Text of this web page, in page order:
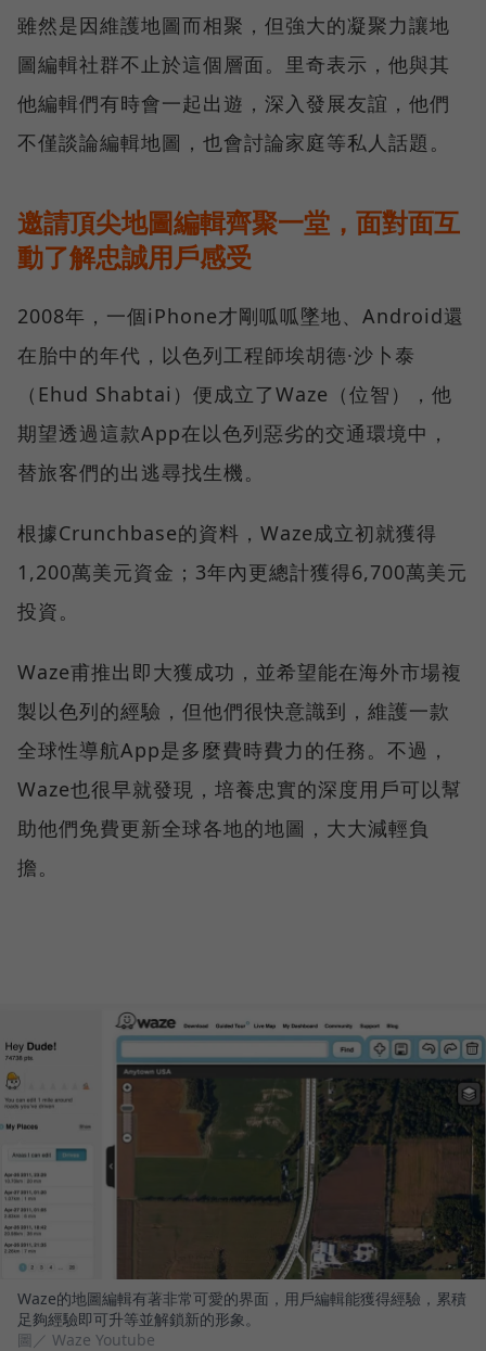
雖然是因維護地圖而相聚，但強大的凝聚力讓地
圖編輯社群不止於這個層面。里奇表示，他與其
他編輯們有時會一起出遊，深入發展友誼，他們
不僅談論編輯地圖，也會討論家庭等私人話題。
邀請頂尖地圖編輯齊聚一堂，面對面互
動了解忠誠用戶感受
2008年，一個iPhone才剛呱呱墜地、Android還
在胎中的年代，以色列工程師埃胡德·沙卜泰
（Ehud Shabtai）便成立了Waze（位智），他
期望透過這款App在以色列惡劣的交通環境中，
替旅客們的出逃尋找生機。
根據Crunchbase的資料，Waze成立初就獲得
1,200萬美元資金；3年內更總計獲得6,700萬美元
投資。
Waze甫推出即大獲成功，並希望能在海外市場複
製以色列的經驗，但他們很快意識到，維護一款
全球性導航App是多麼費時費力的任務。不過，
Waze也很早就發現，培養忠實的深度用戶可以幫
助他們免費更新全球各地的地圖，大大減輕負
擔。
Waze的地圖編輯有著非常可愛的界面，用戶編輯能獲得經驗，累積
足夠經驗即可升等並解鎖新的形象。
圖／ Waze Youtube